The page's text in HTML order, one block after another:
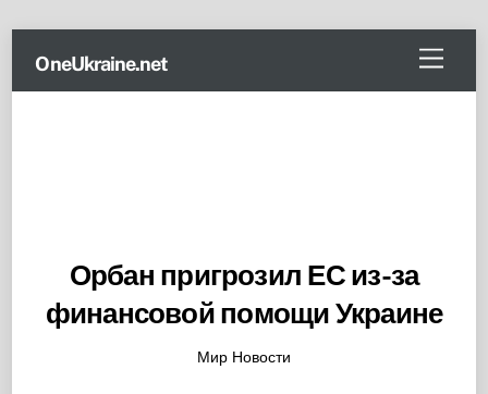
content
Menu
OneUkraine.net
Орбан пригрозил ЕС из-за
финансовой помощи Украине
Мир Новости